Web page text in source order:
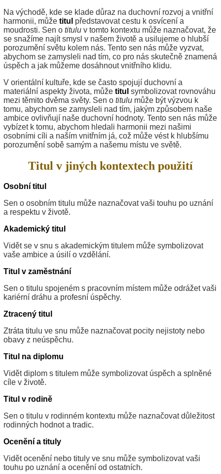
Na východě, kde se klade důraz na duchovní rozvoj a vnitřní
harmonii, může titul představovat cestu k osvícení a
moudrosti. Sen o titulu v tomto kontextu může naznačovat, že
se snažíme najít smysl v našem životě a usilujeme o hlubší
porozumění světu kolem nás. Tento sen nás může vyzvat,
abychom se zamysleli nad tím, co pro nás skutečně znamená
úspěch a jak můžeme dosáhnout vnitřního klidu.
V orientální kultuře, kde se často spojují duchovní a
materiální aspekty života, může titul symbolizovat rovnováhu
mezi těmito dvěma světy. Sen o titulu může být výzvou k
tomu, abychom se zamysleli nad tím, jakým způsobem naše
ambice ovlivňují naše duchovní hodnoty. Tento sen nás může
vybízet k tomu, abychom hledali harmonii mezi našimi
osobními cíli a naším vnitřním já, což může vést k hlubšímu
porozumění sobě samým a našemu místu ve světě.
Titul v jiných kontextech použití
Osobní titul
Sen o osobním titulu může naznačovat vaši touhu po uznání
a respektu v životě.
Akademický titul
Vidět se v snu s akademickým titulem může symbolizovat
vaše ambice a úsilí o vzdělání.
Titul v zaměstnání
Sen o titulu spojeném s pracovním místem může odrážet vaši
kariérní dráhu a profesní úspěchy.
Ztracený titul
Ztráta titulu ve snu může naznačovat pocity nejistoty nebo
obavy z neúspěchu.
Titul na diplomu
Vidět diplom s titulem může symbolizovat úspěch a splněné
cíle v životě.
Titul v rodině
Sen o titulu v rodinném kontextu může naznačovat důležitost
rodinných hodnot a tradic.
Ocenění a tituly
Vidět ocenění nebo tituly ve snu může symbolizovat vaši
touhu po uznání a ocenění od ostatních.